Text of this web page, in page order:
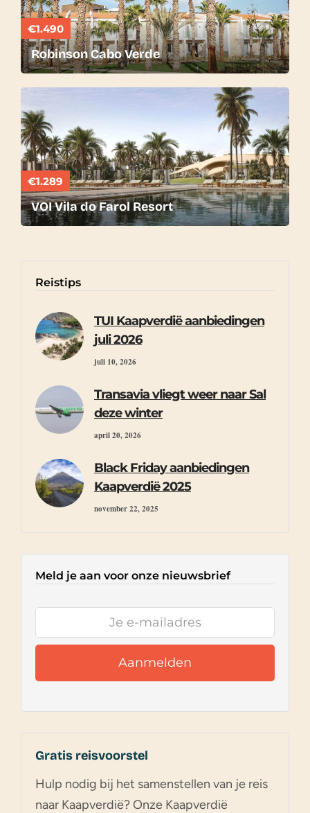
€1.490
Robinson Cabo Verde
€1.289
VOI Vila do Farol Resort
Reistips
TUI Kaapverdië aanbiedingen
juli 2026
juli 10, 2026
Transavia vliegt weer naar Sal
deze winter
april 20, 2026
Black Friday aanbiedingen
Kaapverdië 2025
november 22, 2025
Meld je aan voor onze nieuwsbrief
Gratis reisvoorstel
Hulp nodig bij het samenstellen van je reis
naar Kaapverdië? Onze Kaapverdië